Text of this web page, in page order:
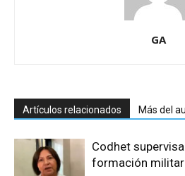
GA
Artículos relacionados Más del
Codhet
formación